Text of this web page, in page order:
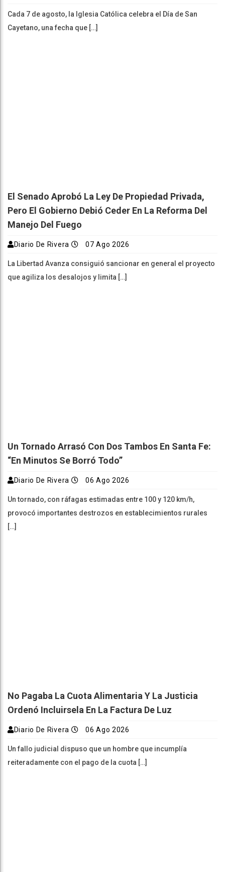
Cada 7 de agosto, la Iglesia Católica celebra el Día de San
Cayetano, una fecha que […]
El Senado Aprobó La Ley De Propiedad Privada,
Pero El Gobierno Debió Ceder En La Reforma Del
Manejo Del Fuego
Diario De Rivera 07 Ago 2026
La Libertad Avanza consiguió sancionar en general el proyecto
que agiliza los desalojos y limita […]
Un Tornado Arrasó Con Dos Tambos En Santa Fe:
“En Minutos Se Borró Todo”
Diario De Rivera 06 Ago 2026
Un tornado, con ráfagas estimadas entre 100 y 120 km/h,
provocó importantes destrozos en establecimientos rurales
[…]
No Pagaba La Cuota Alimentaria Y La Justicia
Ordenó Incluirsela En La Factura De Luz
Diario De Rivera 06 Ago 2026
Un fallo judicial dispuso que un hombre que incumplía
reiteradamente con el pago de la cuota […]